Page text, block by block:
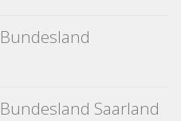
Saarland